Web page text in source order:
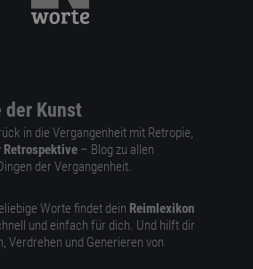
der Kunst
in die Vergangenheit mit Retropie,
Retrospektive – Blog zu allen
der Vergangenheit.
Worte findet dein Reimlexikon
und einfach für dich. Und hilft dir
Verdrehen und Generieren von